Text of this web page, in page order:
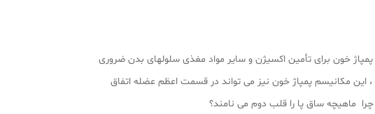
خون برای تأمین اکسیژن و سایر مواد مغذی سلولهای بدن ضروری
مکانیسم پمپاژ خون نیز می تواند در قسمت اعظم عضله اتفاق
ماهیچه ساق پا را قلب دوم می نامند؟